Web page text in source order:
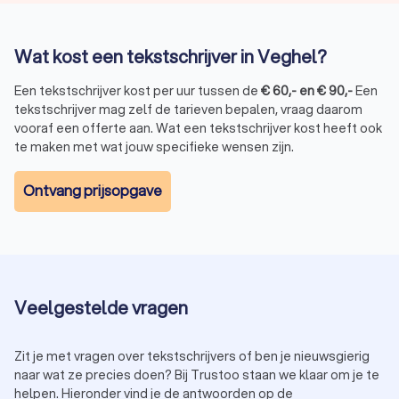
Lees klantbeoordelingen:Ervaringen van anderen geven
een goed beeld van de kwaliteit en betrouwbaarheid van
de schrijver. Via Trustoo lees je alle beschikbare reviews
van een tekstschrijfbureau heel overzichtelijk.
Vraag om een proeftekst:Zo ontdek je of de schrijfstijl
past bij jouw merk en doelgroep. Ook geeft het een
Controleer SEO-kennis:
het belangrijk dat de tekstschrijver deze optimaliseert
om een goede prijs-kwaliteitverhouding te vinden.
Informeer naar extra diensten:
zoekwoordonderzoek en conversie-optimalisatie.
Met deze tips vind je eenvoudig een tekstschrijver in Veghel
die jouw boodschap helder, professioneel en overtuigend
Wat kost een tekstschrijver in Veghel?
Een tekstschrijver kost per uur tussen de €60,- en€90,-Een
tekstschrijver mag zelf de tarieven bepalen, vraag daarom
vooraf een offerte aan. Wat een tekstschrijver kost heeft ook
te maken met wat jouw specifieke wensen zijn.
Ontvang prijsopgave
Veelgestelde vragen
Zit je met vragen over tekstschrijvers of ben je nieuwsgierig
naar wat ze precies doen? Bij Trustoo staan we klaar om je te
helpen. Hieronder vind je de antwoorden op de